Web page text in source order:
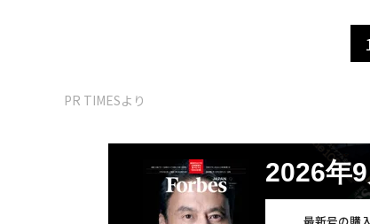
PR TIMESより
2026年